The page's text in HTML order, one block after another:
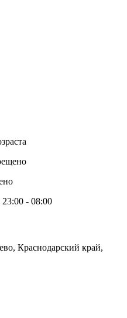
- 08:00
Краснодарский край,